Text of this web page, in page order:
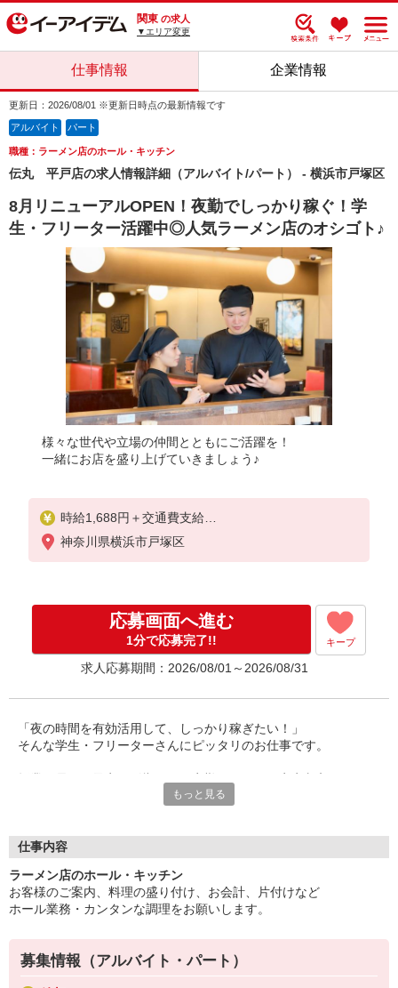
関東 の求人
▼エリア変更
仕事情報 企業情報
更新日：2026/08/01 ※更新日時点の最新情報です
アルバイト パート
職種：ラーメン店のホール・キッチン
伝丸 平戸店の求人情報詳細（アルバイト/パート） - 横浜市戸塚区
8月リニューアルOPEN！夜勤でしっかり稼ぐ！学
生・フリーター活躍中◎人気ラーメン店のオシゴト♪
様々な世代や立場の仲間とともにご活躍を！
一緒にお店を盛り上げていきましょう♪
時給1,688円＋交通費支給
※研修中も給与の変動なし
神奈川県横浜市戸塚区
応募画面へ進む
1分で応募完了!! キープ
求人応募期間：2026/08/01～2026/08/31
「夜の時間を有効活用して、しっかり稼ぎたい！」
そんな学生・フリーターさんにピッタリのお仕事です。
未経験でも安心の研修制度あり。接客や調理の基本から丁寧に教
◎深夜手当ありで効率よく稼げる
◎食事補助ありでお財布にも優しい
プライベートと両立しながら、人気ラーメン店で働きませんか？
色々な世代に喜んでいただける美味しいラーメンを一緒にお届け
もっと見る
仕事内容
ラーメン店のホール・キッチン
お客様のご案内、料理の盛り付け、お会計、片付けなど
ホール業務・カンタンな調理をお願いします。
募集情報（アルバイト・パート）